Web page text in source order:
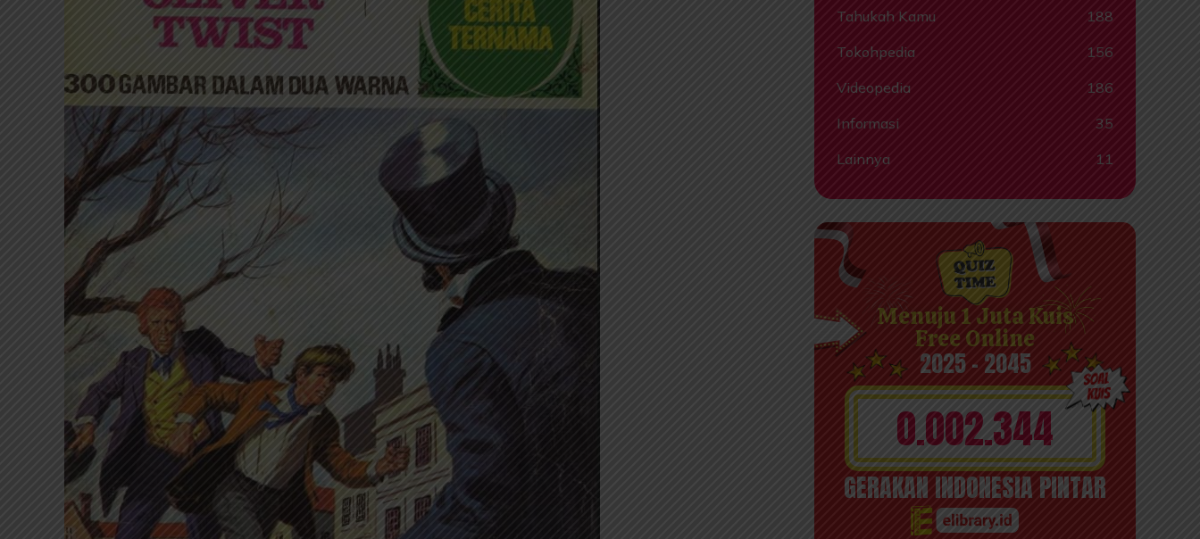
Tahukah Kamu
188
Tokohpedia
156
Videopedia
186
Informasi
35
Lainnya
11
Menuju 1 Juta Kuis
Free Online
2025 - 2045
0.002.344
GERAKAN INDONESIA PINTAR